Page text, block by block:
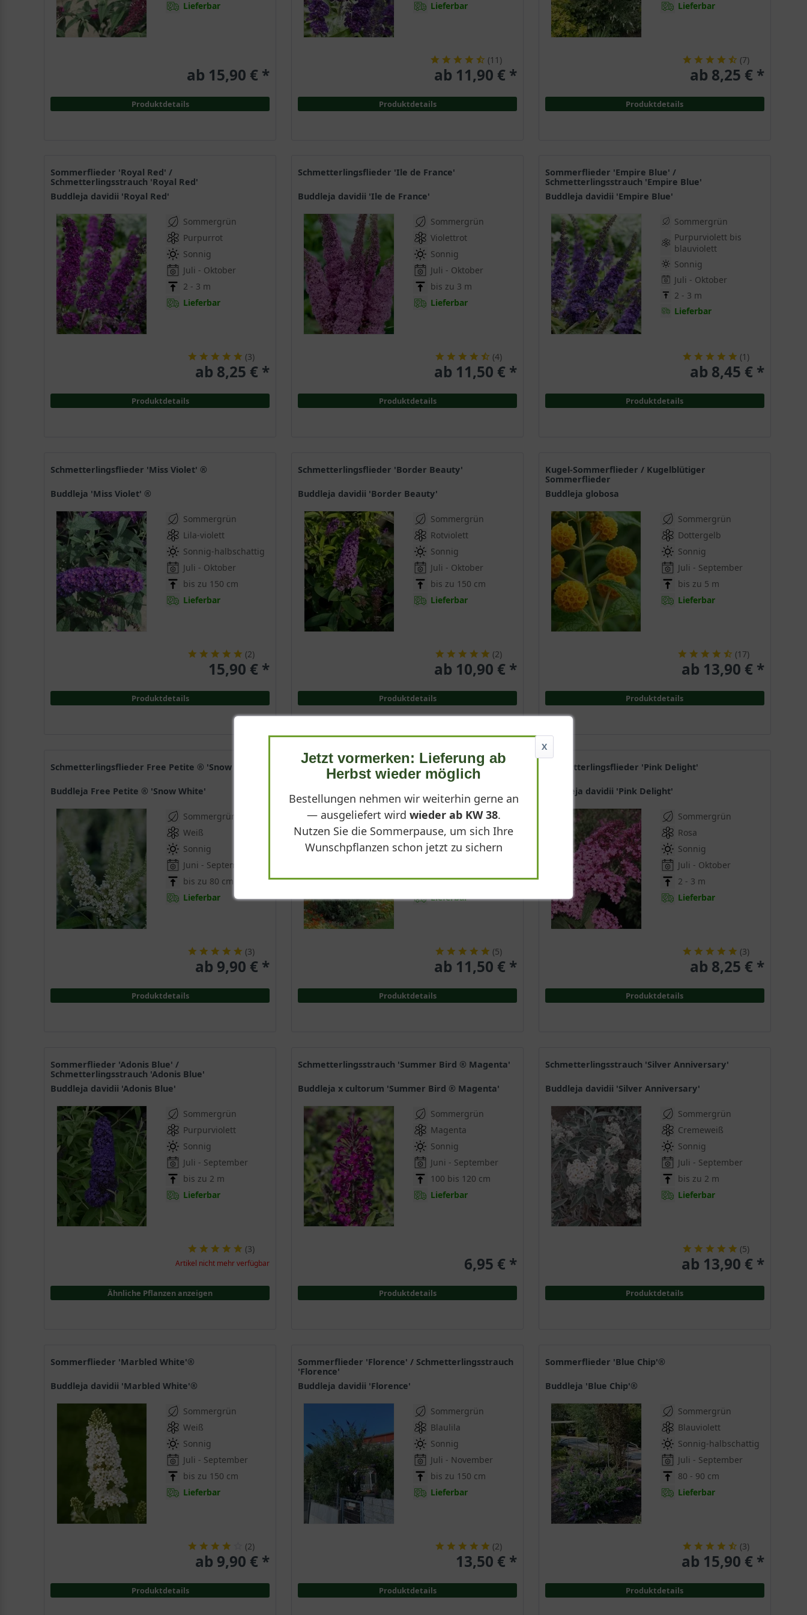
Lieferbar
(7)
ab 8,25 € *
Produktdetails
Lieferbar
(11 )
ab 11,90 € *
Produktdetails
Lieferbar
ab 15,90 € *
Produktdetails
Sommerflieder 'Empire Blue' /
Schmetterlingsstrauch 'Empire Blue'
Buddleja davidii 'Empire Blue'
Sommergrün
Purpurviolett bis
blauviolett
Sonnig
Juli - Oktober
2 - 3 m
Lieferbar
(1 )
ab 8,45 € *
Produktdetails
Schmetterlingsflieder 'Ile de France'
Buddleja davidii 'Ile de France'
Sommergrün
Violettrot
Sonnig
Juli - Oktober
bis zu 3 m
Lieferbar
(4)
ab 11,50 € *
Produktdetails
Sommerflieder 'Royal Red' /
Schmetterlingsstrauch 'Royal Red'
Buddleja davidii 'Royal Red'
Sommergrün
Purpurrot
Sonnig
Juli - Oktober
2 - 3 m
Lieferbar
(3)
ab 8,25 € *
Produktdetails
Kugel-Sommerflieder / Kugelblütiger
Sommerflieder
Buddleja globosa
Sommergrün
Dottergelb
Sonnig
Juli - September
bis zu 5 m
Lieferbar
(17)
ab 13,90 € *
Produktdetails
Schmetterlingsflieder 'Border Beauty'
Buddleja davidii 'Border Beauty'
Sommergrün
Rotviolett
Sonnig
Juli - Oktober
bis zu 150 cm
Lieferbar
(2)
ab 10,90 € *
Produktdetails
Schmetterlingsflieder 'Miss Violet' ®
Buddleja 'Miss Violet' ®
Sommergrün
Lila-violett
Sonnig-halbschattig
Juli - Oktober
bis zu 150 cm
Lieferbar
(2)
15,90 € *
Produktdetails
Schmetterlingsflieder 'Pink Delight'
Buddleja davidii 'Pink Delight'
Sommergrün
Rosa
Sonnig
Juli - Oktober
2 - 3 m
Lieferbar
(3)
ab 8,25 € *
Produktdetails
Schmetterlingsflieder 'White Bouquet'
Sommergrün
Weiß
Sonnig
bis zu 3 m
Lieferbar
(5)
ab 11,50 € *
Produktdetails
Schmetterlingsflieder Free Petite ® 'Snow White'
Buddleja Free Petite ® 'Snow White'
Sommergrün
Weiß
Sonnig
Juni - September
bis zu 80 cm
Lieferbar
(3)
ab 9,90 € *
Produktdetails
Schmetterlingsstrauch 'Silver Anniversary'
Buddleja davidii 'Silver Anniversary'
Sommergrün
Cremeweiß
Sonnig
Juli - September
bis zu 2 m
Lieferbar
(5)
ab 13,90 € *
Produktdetails
Schmetterlingsstrauch 'Summer Bird ® Magenta'
Buddleja x cultorum 'Summer Bird ® Magenta'
Sommergrün
Magenta
Sonnig
Juni - September
100 bis 120 cm
Lieferbar
6,95 € *
Produktdetails
Sommerflieder 'Adonis Blue' /
Schmetterlingsstrauch 'Adonis Blue'
Buddleja davidii 'Adonis Blue'
Sommergrün
Purpurviolett
Sonnig
Juli - September
bis zu 2 m
Lieferbar
(3)
Artikel nicht mehr verfügbar
Ähnliche Pflanzen anzeigen
Sommerflieder 'Blue Chip'®
Buddleja 'Blue Chip'®
Sommergrün
Blauviolett
Sonnig-halbschattig
Juli - September
80 - 90 cm
Lieferbar
(3)
ab 15,90 € *
Produktdetails
Sommerflieder 'Florence' / Schmetterlingsstrauch
'Florence'
Buddleja davidii 'Florence'
Sommergrün
Blaulila
Sonnig
Juli - November
bis zu 150 cm
Lieferbar
(2)
13,50 € *
Produktdetails
Sommerflieder 'Marbled White'®
Buddleja davidii 'Marbled White'®
Sommergrün
Weiß
Sonnig
Juli - September
bis zu 150 cm
Lieferbar
(2)
ab 9,90 € *
Produktdetails
X
Jetzt vormerken: Lieferung ab
Herbst wieder möglich
Bestellungen nehmen wir weiterhin gerne an
— ausgeliefert wird wieder ab KW 38.
Nutzen Sie die Sommerpause, um sich Ihre
Wunschpflanzen schon jetzt zu sichern